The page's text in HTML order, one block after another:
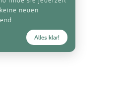
neuen
Alles klar!